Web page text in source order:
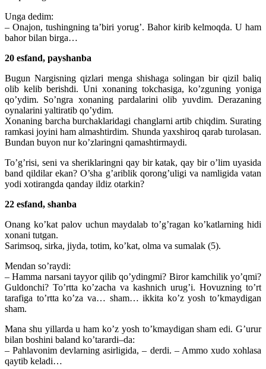
Unga dedim:
– Onajon, tushingning ta’biri yorug’. Bahor kirib kelmoqda. U ham
bahor bilan birga…
20 esfand, payshanba
Bugun Nargisning qizlari menga shishaga solingan bir qizil baliq
olib kelib berishdi. Uni xonaning tokchasiga, ko’zguning yoniga
qo’ydim. So’ngra xonaning pardalarini olib yuvdim. Derazaning
oynalarini yaltiratib qo’ydim.
Xonaning barcha burchaklaridagi changlarni artib chiqdim. Surating
ramkasi joyini ham almashtirdim. Shunda yaxshiroq qarab turolasan.
Bundan buyon nur ko’zlaringni qamashtirmaydi.
To’g’risi, seni va sheriklaringni qay bir katak, qay bir o’lim uyasida
band qildilar ekan? O’sha g’ariblik qorong’uligi va namligida vatan
yodi xotirangda qanday ildiz otarkin?
22 esfand, shanba
Onang ko’kat palov uchun maydalab to’g’ragan ko’katlarning hidi
xonani tutgan.
Sarimsoq, sirka, jiyda, totim, ko’kat, olma va sumalak (5).
Mendan so’raydi:
– Hamma narsani tayyor qilib qo’ydingmi? Biror kamchilik yo’qmi?
Guldonchi? To’rtta ko’zacha va kashnich urug’i. Hovuzning to’rt
tarafiga to’rtta ko’za va… sham… ikkita ko’z yosh to’kmaydigan
sham.
Mana shu yillarda u ham ko’z yosh to’kmaydigan sham edi. G’urur
bilan boshini baland ko’tarardi–da:
– Pahlavonim devlarning asirligida, – derdi. – Ammo xudo xohlasa
qaytib keladi…